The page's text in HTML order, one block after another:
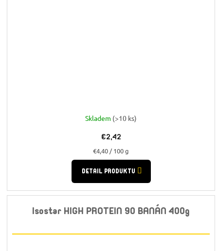
Skladem (>10 ks)
€2,42
Jednotková
cena:
€4,40 / 100 g
DETAIL PRODUKTU
Isostar HIGH PROTEIN 90 BANÁN 400g